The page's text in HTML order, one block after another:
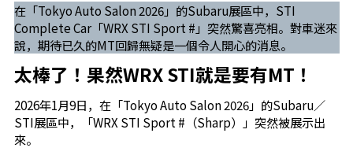
在「Tokyo Auto Salon 2026」的Subaru展區中，STI
Complete Car「WRX STI Sport #」突然驚喜亮相。對車迷來
說，期待已久的MT回歸無疑是一個令人開心的消息。
太棒了！果然WRX STI就是要有MT！
2026年1月9日，在「Tokyo Auto Salon 2026」的Subaru／
STI展區中，「WRX STI Sport #（Sharp）」突然被展示出
來。